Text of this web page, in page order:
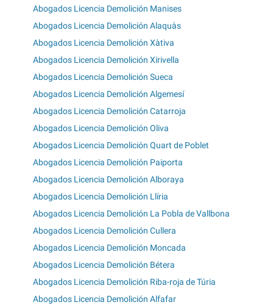
Abogados Licencia Demolición Manises
Abogados Licencia Demolición Alaquàs
Abogados Licencia Demolición Xàtiva
Abogados Licencia Demolición Xirivella
Abogados Licencia Demolición Sueca
Abogados Licencia Demolición Algemesí
Abogados Licencia Demolición Catarroja
Abogados Licencia Demolición Oliva
Abogados Licencia Demolición Quart de Poblet
Abogados Licencia Demolición Paiporta
Abogados Licencia Demolición Alboraya
Abogados Licencia Demolición Llíria
Abogados Licencia Demolición La Pobla de Vallbona
Abogados Licencia Demolición Cullera
Abogados Licencia Demolición Moncada
Abogados Licencia Demolición Bétera
Abogados Licencia Demolición Riba-roja de Túria
Abogados Licencia Demolición Alfafar